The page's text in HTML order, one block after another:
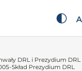
A
DRL i Prezydium DRL
Skład Prezydium DRL